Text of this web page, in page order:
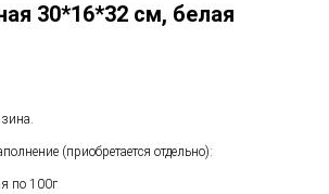
30*16*32 см, белая
(приобретается отдельно):
по 100г